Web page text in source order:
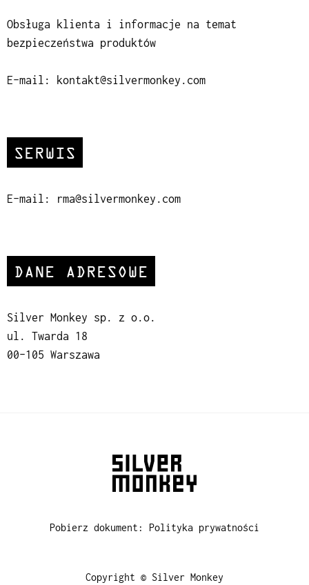
Obsługa klienta i informacje na temat
bezpieczeństwa produktów
E-mail: kontakt@silvermonkey.com
SERWIS
E-mail: rma@silvermonkey.com
DANE ADRESOWE
Silver Monkey sp. z o.o.
ul. Twarda 18
00-105 Warszawa
Pobierz dokument: Polityka prywatności
Copyright © Silver Monkey